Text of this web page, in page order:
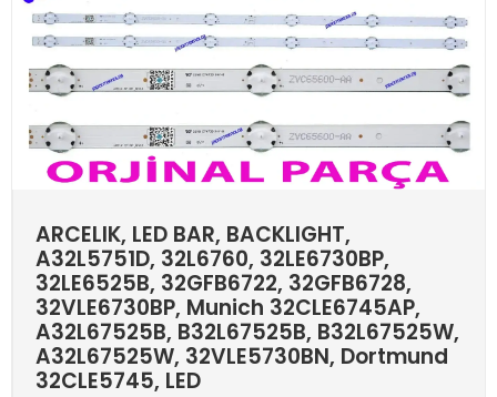
ARCELIK, LED BAR, BACKLIGHT,
A32L5751D, 32L6760, 32LE6730BP,
32LE6525B, 32GFB6722, 32GFB6728,
32VLE6730BP, Munich 32CLE6745AP,
A32L67525B, B32L67525B, B32L67525W,
A32L67525W, 32VLE5730BN, Dortmund
32CLE5745, LED